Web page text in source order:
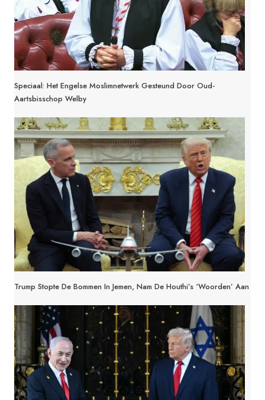
Speciaal: Het Engelse Moslimnetwerk Gesteund Door Oud-
Aartsbisschop Welby
Trump Stopte De Bommen In Jemen, Nam De Houthi’s ‘woorden’ Aan